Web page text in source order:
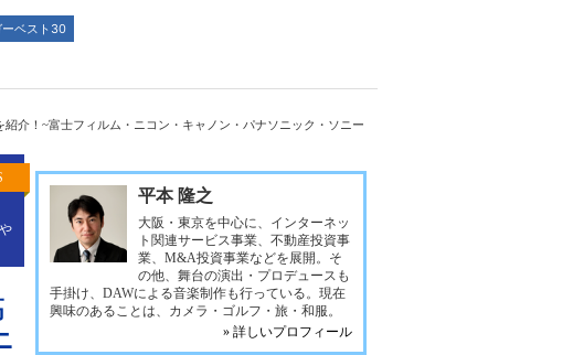
ーベスト30
介！~富士フィルム・ニコン・キャノン・パナソニック・ソニー
平本 隆之
大阪・東京を中心に、インターネッ
ト関連サービス事業、不動産投資事
業、M&A投資事業などを展開。そ
の他、舞台の演出・プロデュースも
手掛け、DAWによる音楽制作も行っている。現在
興味のあることは、カメラ・ゴルフ・旅・和服。
» 詳しいプロフィール